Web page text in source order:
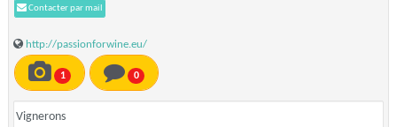
Contacter par mail
http://passionforwine.eu/
1 0
Vignerons